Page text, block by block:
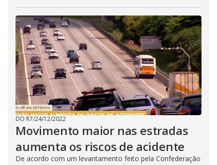
DO R7/24/12/2022
Movimento maior nas estradas
aumenta os riscos de acidente
De acordo com um levantamento feito pela Confederação